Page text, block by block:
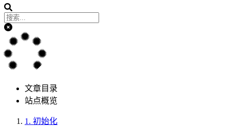
文章目录
站点概览
1. 初始化